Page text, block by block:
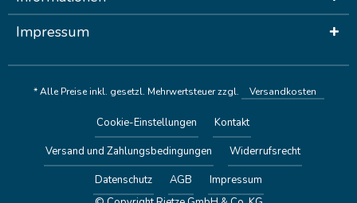
Impressum
* Alle Preise inkl. gesetzl. Mehrwertsteuer zzgl. Versandkosten
Cookie-Einstellungen
Kontakt
Versand und Zahlungsbedingungen
Widerrufsrecht
Datenschutz
AGB
Impressum